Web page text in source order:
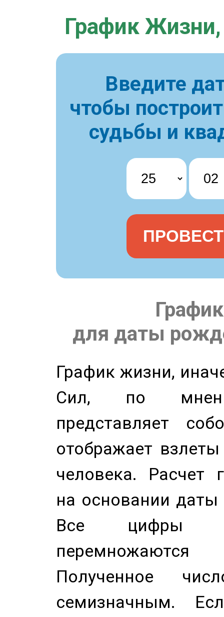
График Жизни,
Введите
чтобы
судьбы и
для даты
График жизни,
Сил, по
представляет
отображает
человека. Расчет
на основании
Все цифры
Полученное
семизначным.